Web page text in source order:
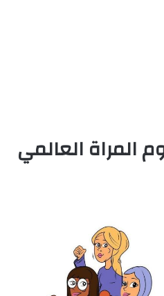
المراة العالمي